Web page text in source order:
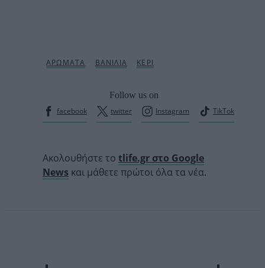
Follow us on
facebook
twitter Instagram TikTok
Ακολουθήστε το tlife.gr στο Google
News και μάθετε πρώτοι όλα τα νέα.